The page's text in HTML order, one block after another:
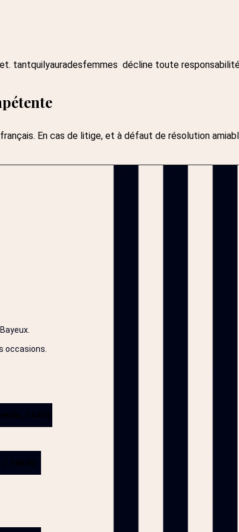
tantquilyauradesfemmes décline toute
En cas de litige, et à défaut de résolution
occasions.